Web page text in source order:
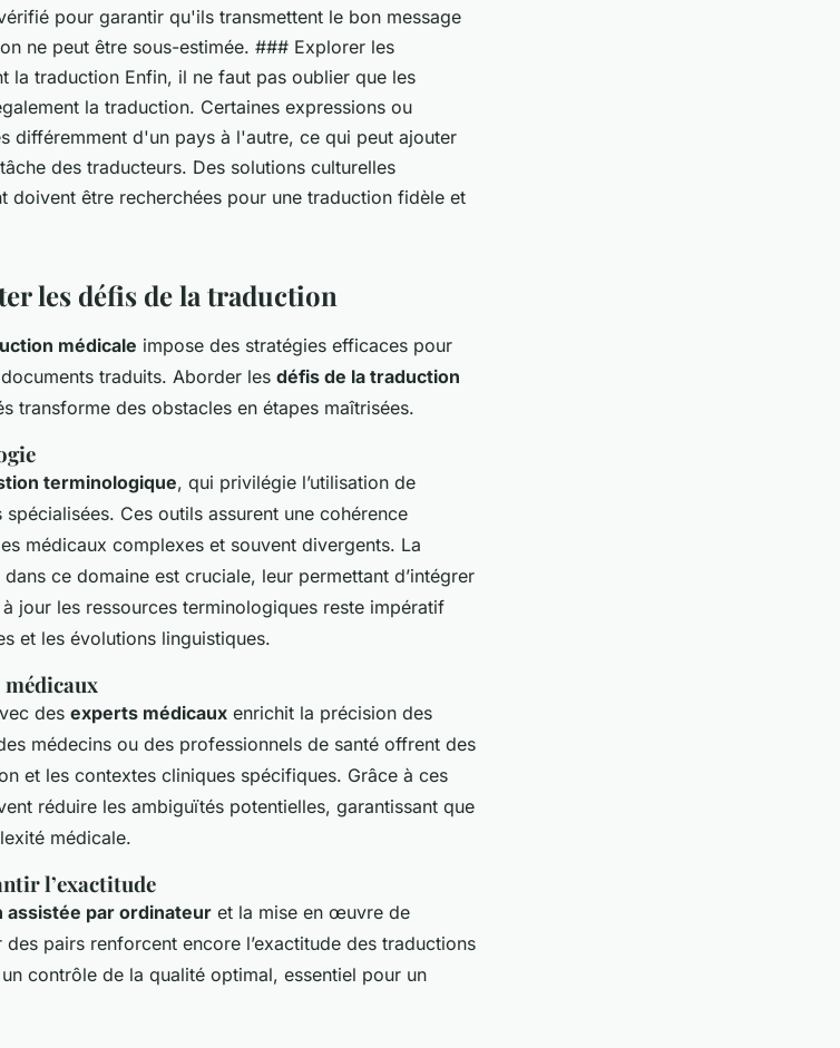
pour garantir qu'ils transmettent le bon message
ne peut être sous-estimée. ### Explorer les
la traduction Enfin, il ne faut pas oublier que les
la traduction. Certaines expressions ou
différemment d'un pays à l'autre, ce qui peut ajouter
des traducteurs. Des solutions culturelles
doivent être recherchées pour une traduction fidèle et
les défis de la traduction
médicale impose des stratégies efficaces pour
traduits. Aborder les défis de la traduction
transforme des obstacles en étapes maîtrisées.
terminologique, qui privilégie l’utilisation de
Ces outils assurent une cohérence
médicaux complexes et souvent divergents. La
ce domaine est cruciale, leur permettant d’intégrer
jour les ressources terminologiques reste impératif
et les évolutions linguistiques.
des experts médicaux enrichit la précision des
médecins ou des professionnels de santé offrent des
et les contextes cliniques spécifiques. Grâce à ces
réduire les ambiguïtés potentielles, garantissant que
médicale.
l’exactitude
assistée par ordinateur et la mise en œuvre de
pairs renforcent encore l’exactitude des traductions
contrôle de la qualité optimal, essentiel pour un